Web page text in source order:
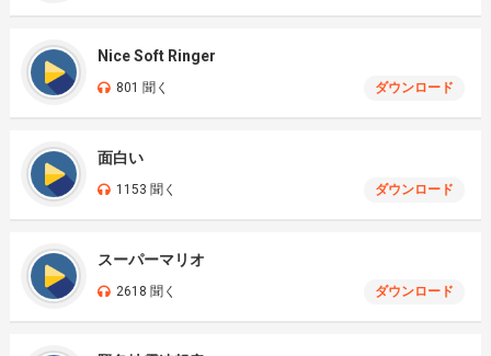
Nice Soft Ringer
801 聞く ダウンロード
面白い
1153 聞く ダウンロード
スーパーマリオ
2618 聞く ダウンロード